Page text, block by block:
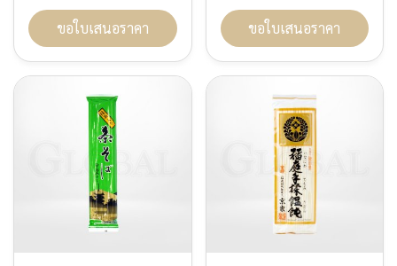
ขอใบเสนอราคา ขอใบเสนอราคา